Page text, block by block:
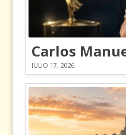
JULIO 17, 2026